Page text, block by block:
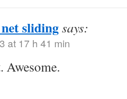
slidingsays:
at 17 h 41 min
Awesome.